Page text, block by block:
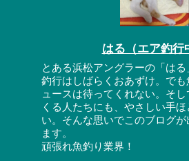
はる（エア釣行
とある浜松アングラーの「はる
釣行はしばらくおあずけ。で
ュースは待ってくれない。そ
くる人たちにも、やさしい手
い。そんな思いでこのブログ
ます。
頑張れ魚釣り業界！